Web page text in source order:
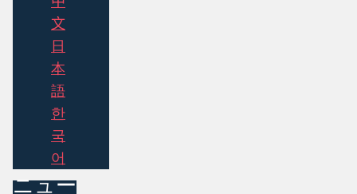
文
日
本
語
한
국
어
ニュー